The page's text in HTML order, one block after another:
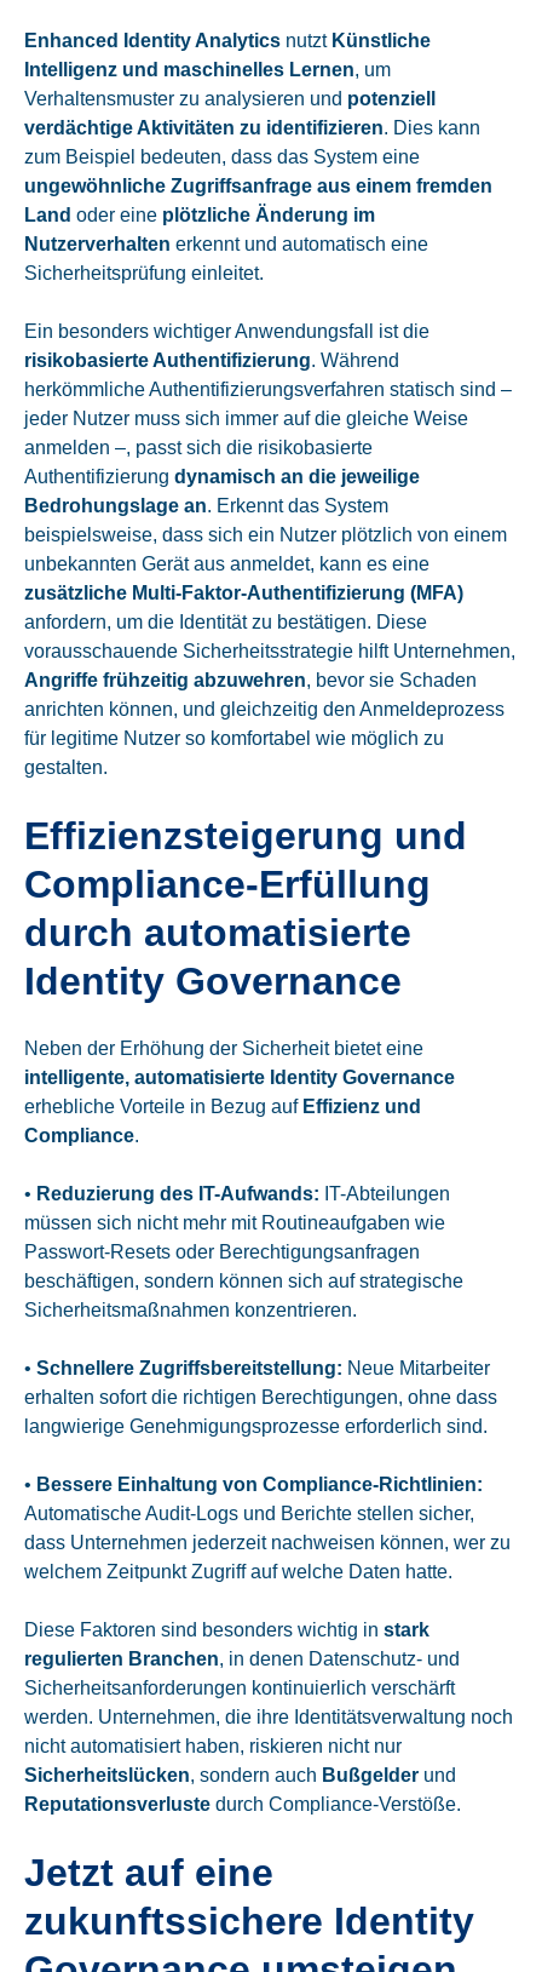
Enhanced Identity Analytics nutzt Künstliche
Intelligenz und maschinelles Lernen, um
Verhaltensmuster zu analysieren und potenziell
verdächtige Aktivitäten zu identifizieren. Dies kann
zum Beispiel bedeuten, dass das System eine
ungewöhnliche Zugriffsanfrage aus einem fremden
Land oder eine plötzliche Änderung im
Nutzerverhalten erkennt und automatisch eine
Sicherheitsprüfung einleitet.
Ein besonders wichtiger Anwendungsfall ist die
risikobasierte Authentifizierung. Während
herkömmliche Authentifizierungsverfahren statisch sind –
jeder Nutzer muss sich immer auf die gleiche Weise
anmelden –, passt sich die risikobasierte
Authentifizierung dynamisch an die jeweilige
Bedrohungslage an. Erkennt das System
beispielsweise, dass sich ein Nutzer plötzlich von einem
unbekannten Gerät aus anmeldet, kann es eine
zusätzliche Multi-Faktor-Authentifizierung (MFA)
anfordern, um die Identität zu bestätigen. Diese
vorausschauende Sicherheitsstrategie hilft Unternehmen,
Angriffe frühzeitig abzuwehren, bevor sie Schaden
anrichten können, und gleichzeitig den Anmeldeprozess
für legitime Nutzer so komfortabel wie möglich zu
gestalten.
Effizienzsteigerung und
Compliance-Erfüllung
durch automatisierte
Identity Governance
Neben der Erhöhung der Sicherheit bietet eine
intelligente, automatisierte Identity Governance
erhebliche Vorteile in Bezug auf Effizienz und
Compliance.
• Reduzierung des IT-Aufwands: IT-Abteilungen
müssen sich nicht mehr mit Routineaufgaben wie
Passwort-Resets oder Berechtigungsanfragen
beschäftigen, sondern können sich auf strategische
Sicherheitsmaßnahmen konzentrieren.
• Schnellere Zugriffsbereitstellung: Neue Mitarbeiter
erhalten sofort die richtigen Berechtigungen, ohne dass
langwierige Genehmigungsprozesse erforderlich sind.
• Bessere Einhaltung von Compliance-Richtlinien:
Automatische Audit-Logs und Berichte stellen sicher,
dass Unternehmen jederzeit nachweisen können, wer zu
welchem Zeitpunkt Zugriff auf welche Daten hatte.
Diese Faktoren sind besonders wichtig in stark
regulierten Branchen, in denen Datenschutz- und
Sicherheitsanforderungen kontinuierlich verschärft
werden. Unternehmen, die ihre Identitätsverwaltung noch
nicht automatisiert haben, riskieren nicht nur
Sicherheitslücken, sondern auch Bußgelder und
Reputationsverluste durch Compliance-Verstöße.
Jetzt auf eine
zukunftssichere Identity